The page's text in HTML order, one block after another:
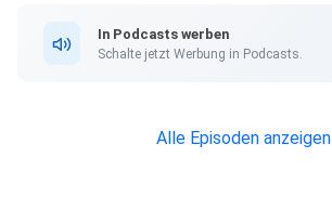
Weiterführende Links
In Podcasts werben
Schalte jetzt Werbung in Podcasts.
Alle Episoden anzeigen